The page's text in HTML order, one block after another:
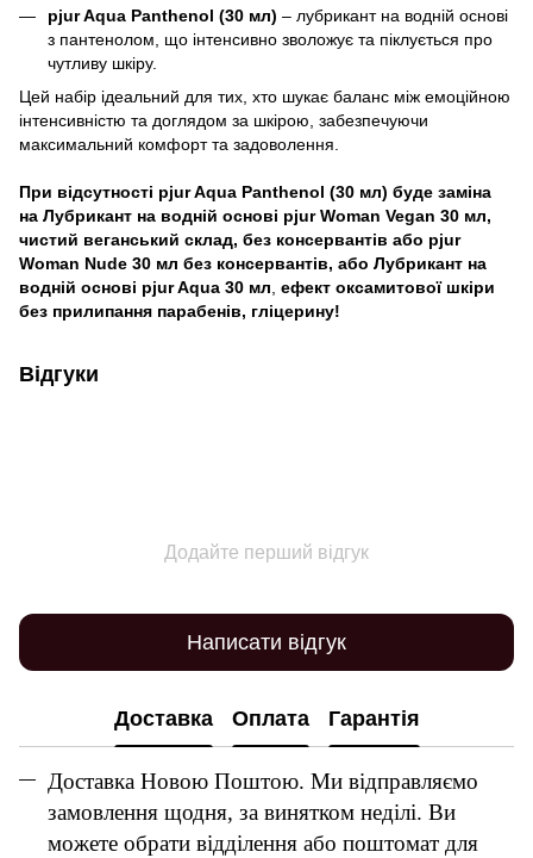
pjur Aqua Panthenol (30 мл) – лубрикант на водній основі
з пантенолом, що інтенсивно зволожує та піклується про
чутливу шкіру.
Цей набір ідеальний для тих, хто шукає баланс між емоційною
інтенсивністю та доглядом за шкірою, забезпечуючи
максимальний комфорт та задоволення.
При відсутності pjur Aqua Panthenol (30 мл) буде заміна
на Лубрикант на водній основі pjur Woman Vegan 30 мл,
чистий веганський склад, без консервантів або pjur
Woman Nude 30 мл без консервантів, або Лубрикант на
водній основі pjur Aqua 30 мл ефект оксамитової шкіри
без прилипання парабенів, гліцерину!
Відгуки
Додайте перший відгук
Написати відгук
Доставка Оплата Гарантія
Доставка Новою Поштою. Ми відправляємо
замовлення щодня, за винятком неділі. Ви
можете обрати відділення або поштомат для